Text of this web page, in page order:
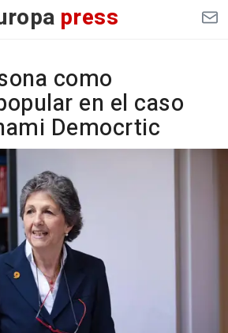
press
como
en el caso
Democrtic